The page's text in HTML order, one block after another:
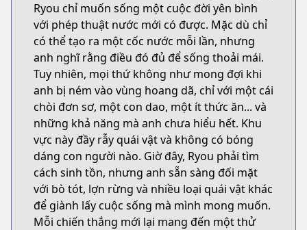
Ryou chỉ muốn sống một cuộc đời yên bình
với phép thuật nước mới có được. Mặc dù chỉ
có thể tạo ra một cốc nước mỗi lần, nhưng
anh nghĩ rằng điều đó đủ để sống thoải mái.
Tuy nhiên, mọi thứ không như mong đợi khi
anh bị ném vào vùng hoang dã, chỉ với một cái
chòi đơn sơ, một con dao, một ít thức ăn... và
những khả năng mà anh chưa hiểu hết. Khu
vực này đầy rẫy quái vật và không có bóng
dáng con người nào. Giờ đây, Ryou phải tìm
cách sinh tồn, nhưng anh sẵn sàng đối mặt
với bò tót, lợn rừng và nhiều loại quái vật khác
để giành lấy cuộc sống mà mình mong muốn.
Mỗi chiến thắng mới lại mang đến một thử